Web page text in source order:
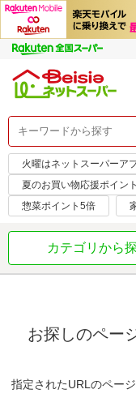
火曜はネットスーパーア
夏のお買い物応援ポイン
惣菜ポイント5倍
カテゴリから
お探しのペー
指定されたURLのペー